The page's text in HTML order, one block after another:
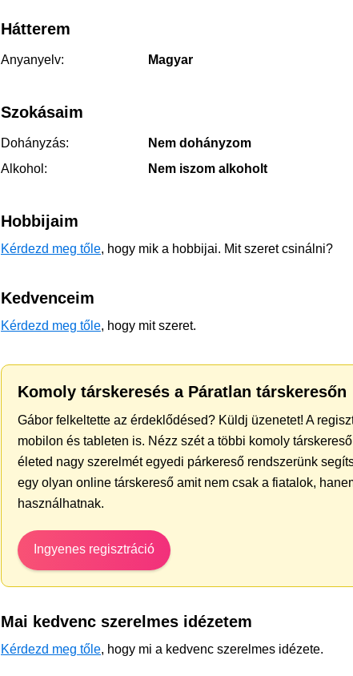
Hátterem
Anyanyelv: Magyar
Szokásaim
Dohányzás:
Nem dohányzom
Alkohol:
Nem iszom alkoholt
Hobbijaim
Kérdezd meg tőle, hogy mik a hobbijai. Mit szeret csinálni?
Kedvenceim
Kérdezd meg tőle, hogy mit szeret.
Komoly társkeresés a Páratlan társkeresőn
Gábor felkeltette az érdeklődésed? Küldj üzenetet! A
mobilon és tableten is. Nézz szét a többi komoly
életed nagy szerelmét egyedi párkereső rendszerünk
egy olyan online társkereső amit nem csak a fiatalok,
használhatnak.
Ingyenes regisztráció
Mai kedvenc szerelmes idézetem
Kérdezd meg tőle, hogy mi a kedvenc szerelmes idézete.